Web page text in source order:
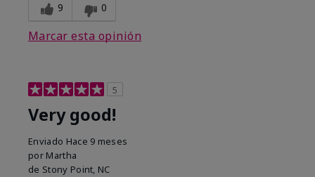
9 0
Marcar esta opinión
5
Very good!
Enviado Hace 9 meses
por Martha
de Stony Point, NC